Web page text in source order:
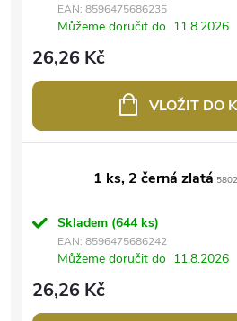
EAN: 8596475686235
Můžeme doručit do 11.8.2026
26,26 Kč
VLOŽIT DO
1 ks, 2 černá zlatá
Skladem (644 ks)
EAN: 8596475686242
Můžeme doručit do 11.8.2026
26,26 Kč